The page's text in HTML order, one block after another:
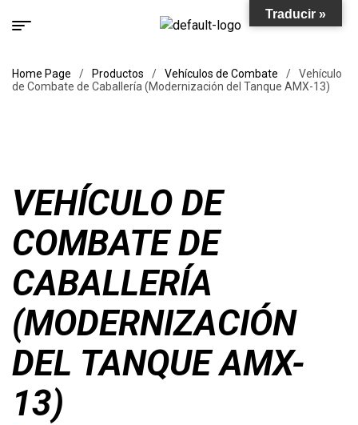
Home Page / Productos / Vehículos de Combate /
Vehículo
de Combate de Caballería (Modernización del Tanque AMX-13)
VEHÍCULO DE
COMBATE DE
CABALLERÍA
(MODERNIZACIÓN
DEL TANQUE AMX-
13)
Traducir »